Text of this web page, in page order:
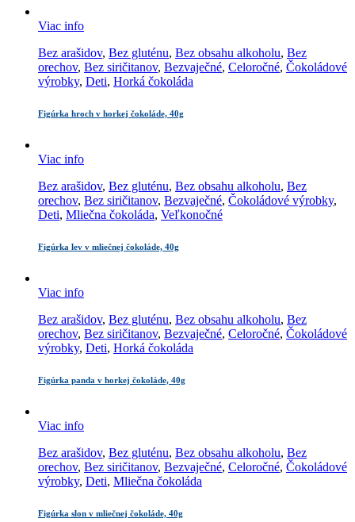
Viac info
Bez arašidov, Bez gluténu, Bez obsahu alkoholu, Bez
orechov, Bez siričitanov, Bezvaječné, Celoročné, Čokoládové
výrobky, Deti, Horká čokoláda
Figúrka hroch v horkej čokoláde, 40g
Viac info
Bez arašidov, Bez gluténu, Bez obsahu alkoholu, Bez
orechov, Bez siričitanov, Bezvaječné, Čokoládové výrobky,
Deti, Mliečna čokoláda, Veľkonočné
Figúrka lev v mliečnej čokoláde, 40g
Viac info
Bez arašidov, Bez gluténu, Bez obsahu alkoholu, Bez
orechov, Bez siričitanov, Bezvaječné, Celoročné, Čokoládové
výrobky, Deti, Horká čokoláda
Figúrka panda v horkej čokoláde, 40g
Viac info
Bez arašidov, Bez gluténu, Bez obsahu alkoholu, Bez
orechov, Bez siričitanov, Bezvaječné, Celoročné, Čokoládové
výrobky, Deti, Mliečna čokoláda
Figúrka slon v mliečnej čokoláde, 40g